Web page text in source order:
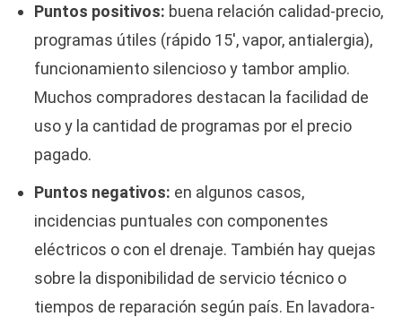
Puntos positivos: buena relación calidad-precio,
programas útiles (rápido 15′, vapor, antialergia),
funcionamiento silencioso y tambor amplio.
Muchos compradores destacan la facilidad de
uso y la cantidad de programas por el precio
pagado.
Puntos negativos: en algunos casos,
incidencias puntuales con componentes
eléctricos o con el drenaje. También hay quejas
sobre la disponibilidad de servicio técnico o
tiempos de reparación según país. En lavadora-